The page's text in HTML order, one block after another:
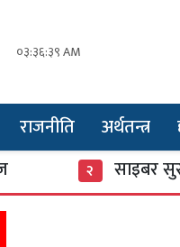
०३:३६:४० AM
राजनीति अर्थतन्त्र
साइबर सुरक्षाबारे